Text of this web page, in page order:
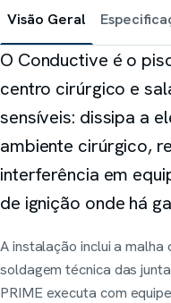
Prime Intelligence
Layout
Lavanderia industrial
Obradec
Pisos hospitalares
VLAB / Vasculartech
Diagnóstico vascular
Arco cirúrgico
Atas de Registro de
Compartilhar este
Visão Geral
O Conductive é o
centro cirúrgico e
sensíveis: dissipa a
ambiente cirúrgico,
interferência em
de ignição onde há
A instalação inclui a
soldagem técnica das
PRIME executa com